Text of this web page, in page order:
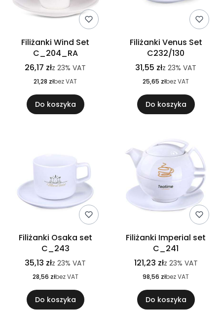
Filiżanki Wind Set
C_204_RA
26,17 złz 23% VAT
21,28 złbez VAT
Do koszyka
Filiżanki Venus Set
C232/130
31,55 złz 23% VAT
25,65 złbez VAT
Do koszyka
Filiżanki Osaka set
C_243
35,13 złz 23% VAT
28,56 złbez VAT
Do koszyka
Filiżanki Imperial set
C_241
121,23 złz 23% VAT
98,56 złbez VAT
Do koszyka